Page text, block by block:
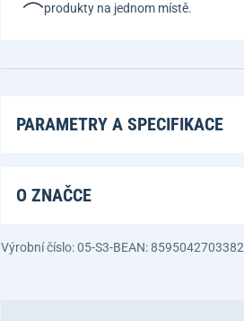
produkty na jednom místě.
PARAMETRY A SPECIFIKACE
O ZNAČCE
Výrobní číslo: 05-S3-BEAN: 8595042703382